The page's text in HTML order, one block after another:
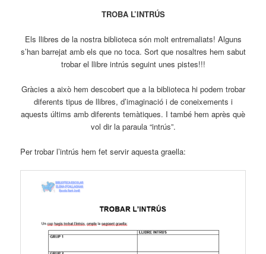
TROBA L’INTRÚS
Els llibres de la nostra biblioteca són molt entremaliats! Alguns
s’han barrejat amb els que no toca. Sort que nosaltres hem sabut
trobar el llibre intrús seguint unes pistes!!!
Gràcies a això hem descobert que a la biblioteca hi podem trobar
diferents tipus de llibres, d’imaginació i de coneixements i
aquests últims amb diferents temàtiques. I també hem après què
vol dir la paraula “intrús”.
Per trobar l’intrús hem fet servir aquesta graella: